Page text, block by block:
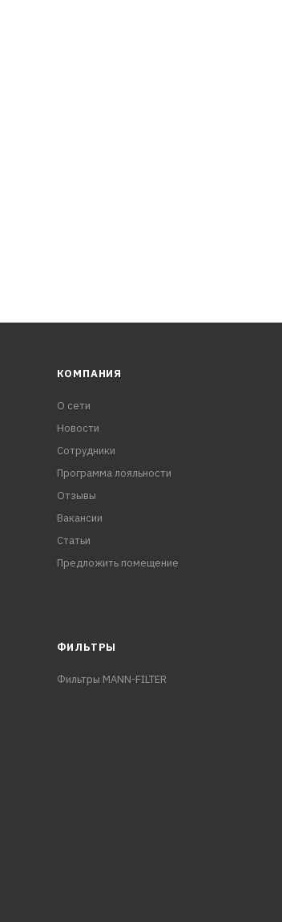
КОМПАНИЯ
О сети
Новости
Сотрудники
Программа лояльности
Отзывы
Вакансии
Статьи
Предложить помещение
ФИЛЬТРЫ
Фильтры MANN-FILTER